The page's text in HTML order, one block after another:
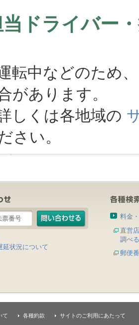
当ドライバー
転中などのため
があります。
しくは各地域の
さい。
延状況について
料金
直営
調べる
郵便
て 各種約款 サイトのご利用にあたって